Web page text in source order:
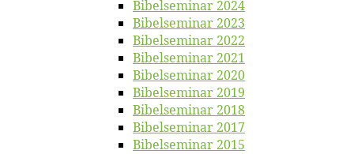
Bi­bel­se­mi­nar 2024
Bi­bel­se­mi­nar 2023
Bi­bel­se­mi­nar 2022
Bi­bel­se­mi­nar 2021
Bi­bel­se­mi­nar 2020
Bi­bel­se­mi­nar 2019
Bi­bel­se­mi­nar 2018
Bibelsemi­nar 2017
Bibelsemi­nar 2015